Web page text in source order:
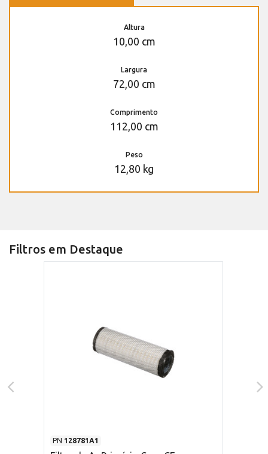
Altura
10,00 cm
Largura
72,00 cm
Comprimento
112,00 cm
Peso
12,80 kg
Filtros em Destaque
PN 128781A1